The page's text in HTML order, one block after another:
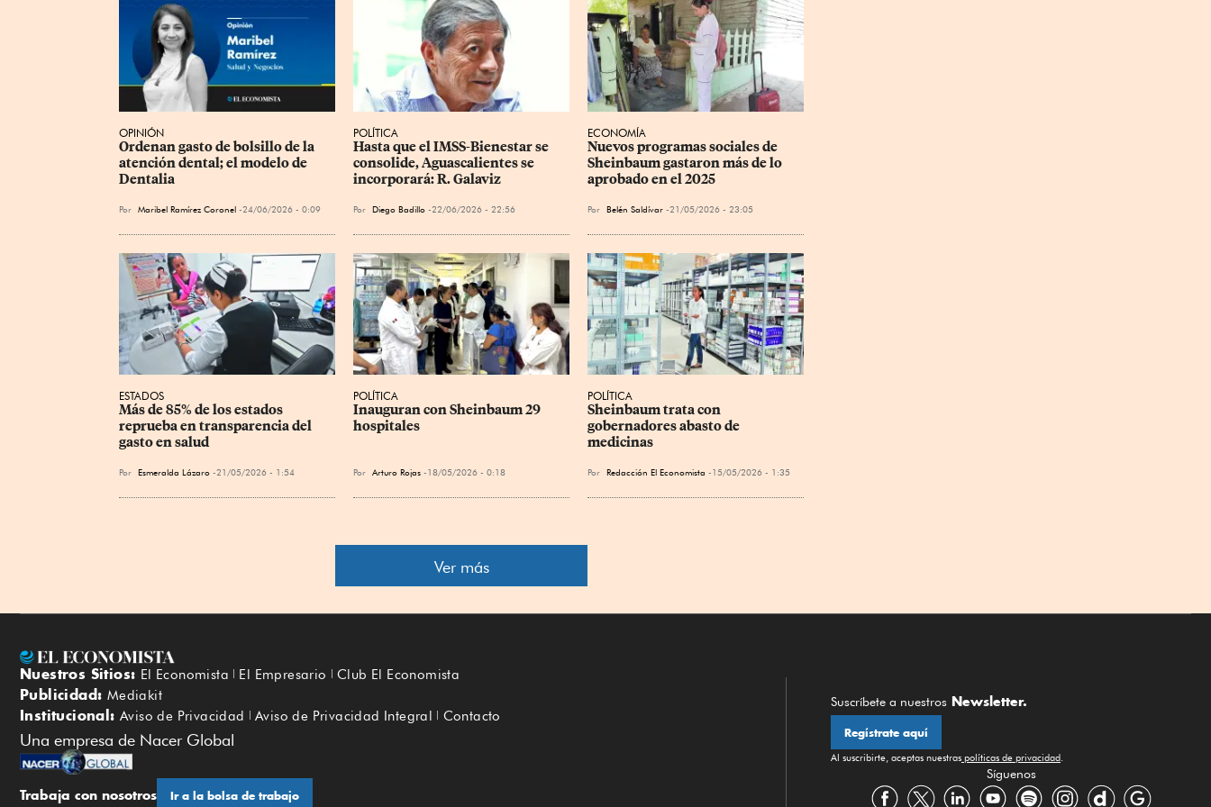
OPINIÓN
Ordenan gasto de bolsillo de la
atención dental; el modelo de
Dentalia
Por Maribel Ramírez Coronel 24/06/2026 - 0:09
POLÍTICA
Hasta que el IMSS-Bienestar se
consolide, Aguascalientes se
incorporará: R. Galaviz
Por Diego Badillo 22/06/2026 - 22:56
ECONOMÍA
Nuevos programas sociales de
Sheinbaum gastaron más de lo
aprobado en el 2025
Por Belén Saldívar 21/05/2026 - 23:05
ESTADOS
Más de 85% de los estados
reprueba en transparencia del
gasto en salud
Por Esmeralda Lázaro 21/05/2026 - 1:54
POLÍTICA
Inauguran con Sheinbaum 29
hospitales
Por Arturo Rojas 18/05/2026 - 0:18
POLÍTICA
Sheinbaum trata con
gobernadores abasto de
medicinas
Por Redacción El Economista 15/05/2026 - 1:35
Ver más
Nuestros Sitios: El Economista El Empresario Club El Economista
Publicidad: Mediakit
Institucional: Aviso de Privacidad Aviso de Privacidad Integral Contacto
Una empresa de Nacer Global
Trabaja con nosotros Ir a la bolsa de trabajo
Suscríbete a nuestros Newsletter.
Regístrate aquí
Al suscribirte, aceptas nuestras políticas de privacidad
Síguenos